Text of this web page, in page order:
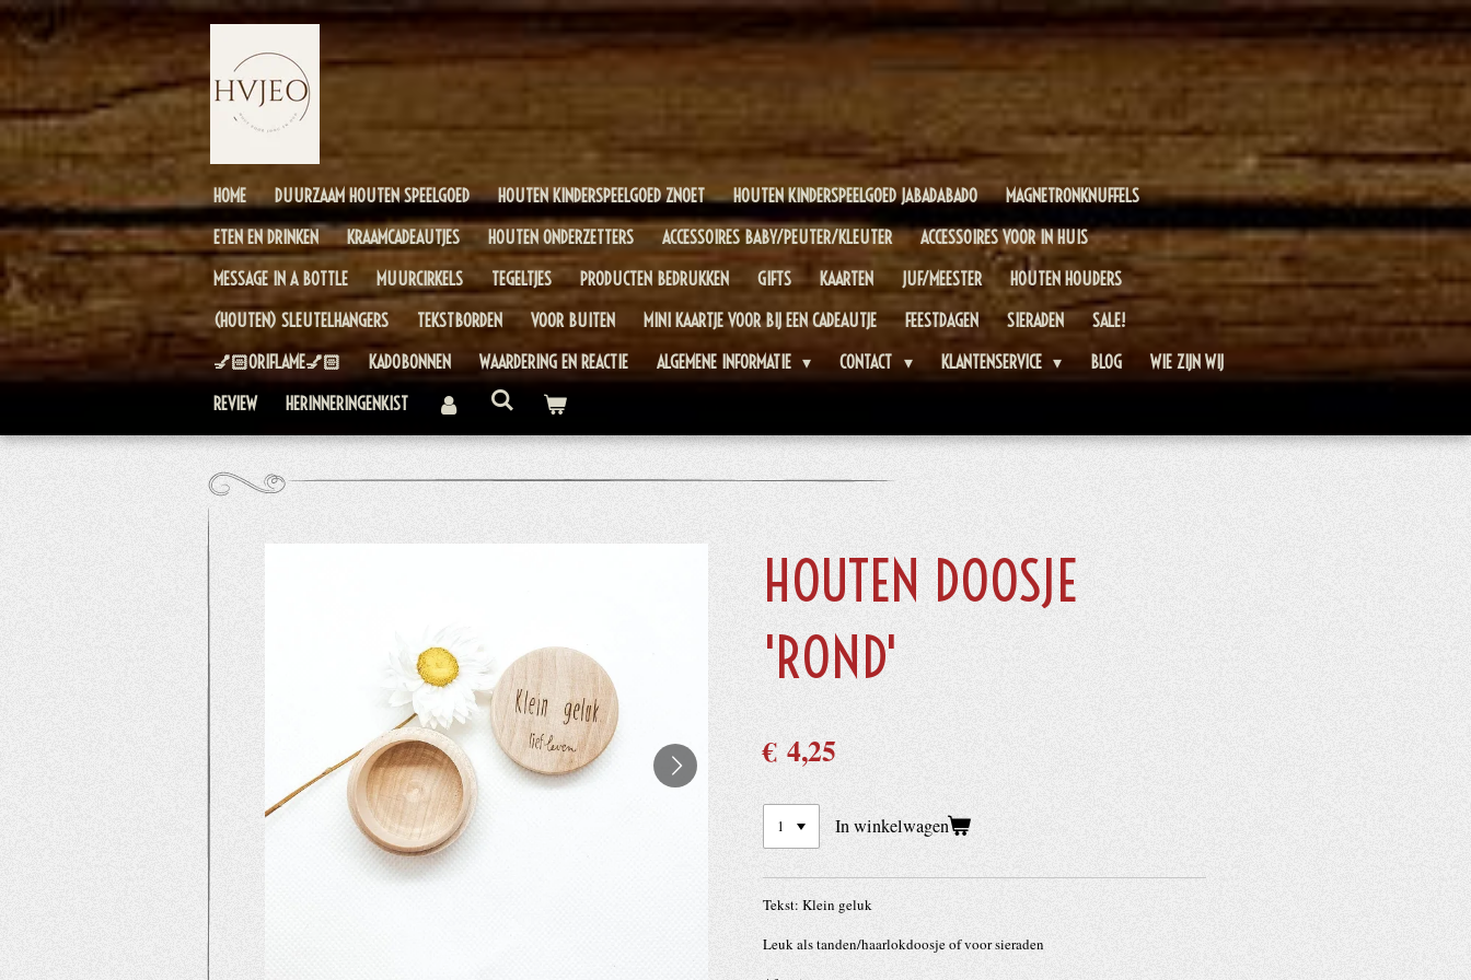
Ga
direct
hoofdinhoud
HOME DUURZAAM HOUTEN SPEELGOED HOUTEN KINDERSPEELGOED ZNOET HOUTEN KINDERSPEELGOED JABADABADO
MAGNETRONKNUFFELS
ETEN EN DRINKEN
KRAAMCADEAUTJES HOUTEN ONDERZETTERS ACCESSOIRES BABY/PEUTER/KLEUTER
ACCESSOIRES VOOR IN HUIS
MESSAGE IN A BOTTLE
MUURCIRKELS TEGELTJES PRODUCTEN BEDRUKKEN GIFTS KAARTEN JUF/MEESTER
HOUTEN HOUDERS
(HOUTEN) SLEUTELHANGERS
TEKSTBORDEN VOOR BUITEN MINI KAARTJE VOOR BIJ EEN CADEAUTJE FEESTDAGEN SIERADEN
SALE!
💅🏻ORIFLAME💅🏻
KADOBONNEN WAARDERING EN REACTIE ALGEMENE INFORMATIE CONTACT KLANTENSERVICE BLOG
WIE ZIJN WIJ
REVIEW
HERINNERINGENKIST
HOUTEN DOOSJE
'ROND'
€ 4,25
In winkelwagen
Tekst: Klein geluk
Leuk als tanden/haarlokdoosje of voor sieraden